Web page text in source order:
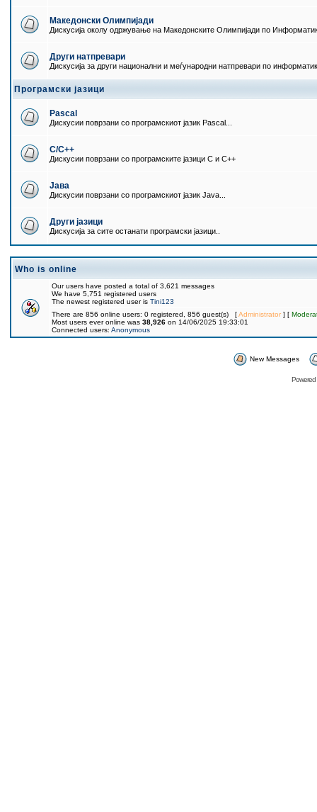
Македонски Олимпијади
Дискусија околу одржување на Македонските Олимпијади по
Други натпревари
Дискусија за други национални и меѓународни натпревари по
Програмски јазици
Pascal
Дискусии поврзани со програмскиот јазик Pascal...
C/C++
Дискусии поврзани со програмските јазици C и C++
Јава
Дискусии поврзани со програмскиот јазик Java...
Други јазици
Дискусија за сите останати програмски јазици..
Who is online
Our users have posted a total of 3,621 messages
We have 5,751 registered users
The newest registered user is Tini123
There are 856 online users: 0 registered, 856 guest(s) [Administrator] [
Most users ever online was 38,926 on 14/06/2025 19:33:01
Connected users: Anonymous
New Messages